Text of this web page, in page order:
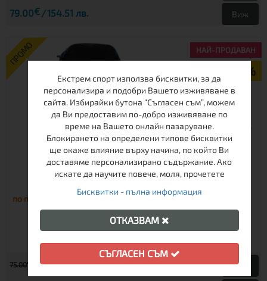
79.00€ 154.51 лв. Виж
ПРОМО
-26%
НАЙ-ПРОДАВАН
РАНИЦА SALMON 30 BLACK
по поръчка
75.00€ 146.69 лв.
Екстрем спорт използва бисквитки, за да
персонализира и подобри Вашето изживяване в
сайта. Избирайки бутона “Съгласен съм”, можем
да Ви предоставим по-добро изживяване по
време на Вашето онлайн пазаруване.
Блокирането на определени типове бисквитки
ще окаже влияние върху начина, по който Ви
доставяме персонализирано съдържание. Ако
искате да научите повече, моля, прочетете
Бисквитки - пълна информация
ОТКАЗВАМ
СЪГЛАСЕН СЪМ